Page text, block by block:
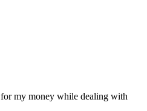
my money while dealing with